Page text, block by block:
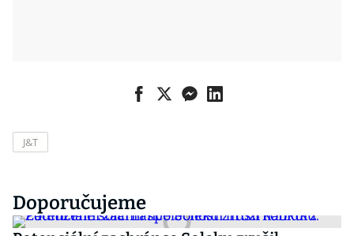
J&T
Doporučujeme